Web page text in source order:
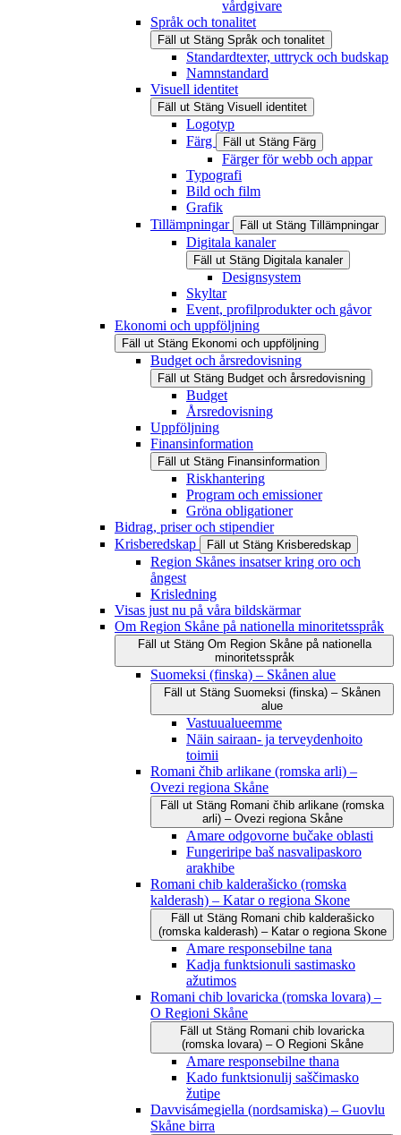
vårdgivare
Språk och tonalitet
Fäll ut Stäng Språk och tonalitet
Standardtexter, uttryck och budskap
Namnstandard
Visuell identitet
Fäll ut Stäng Visuell identitet
Logotyp
Färg
Fäll ut Stäng Färg
Färger för webb och appar
Typografi
Bild och film
Grafik
Tillämpningar
Fäll ut Stäng Tillämpningar
Digitala kanaler
Fäll ut Stäng Digitala kanaler
Designsystem
Skyltar
Event, profilprodukter och gåvor
Ekonomi och uppföljning
Fäll ut Stäng Ekonomi och uppföljning
Budget och årsredovisning
Fäll ut Stäng Budget och årsredovisning
Budget
Årsredovisning
Uppföljning
Finansinformation
Fäll ut Stäng Finansinformation
Riskhantering
Program och emissioner
Gröna obligationer
Bidrag, priser och stipendier
Krisberedskap
Fäll ut Stäng Krisberedskap
Region Skånes insatser kring oro och
ångest
Krisledning
Visas just nu på våra bildskärmar
Om Region Skåne på nationella minoritetsspråk
Fäll ut Stäng Om Region Skåne på nationella
minoritetsspråk
Suomeksi (finska) – Skånen alue
Fäll ut Stäng Suomeksi (finska) – Skånen
alue
Vastuualueemme
Näin sairaan- ja terveydenhoito
toimii
Romani čhib arlikane (romska arli) –
Ovezi regiona Skåne
Fäll ut Stäng Romani čhib arlikane (romska
arli) – Ovezi regiona Skåne
Amare odgovorne bučake oblasti
Fungeriripe baš nasvalipaskoro
arakhibe
Romani chib kalderašicko (romska
kalderash) – Katar o regiona Skone
Fäll ut Stäng Romani chib kalderašicko
(romska kalderash) – Katar o regiona Skone
Amare responsebilne tana
Kadja funktsionuli sastimasko
ažutimos
Romani chib lovaricka (romska lovara) –
O Regioni Skåne
Fäll ut Stäng Romani chib lovaricka
(romska lovara) – O Regioni Skåne
Amare responsebilne thana
Kado funktsionulij saščimasko
žutipe
Davvisámegiella (nordsamiska) – Guovlu
Skåne birra